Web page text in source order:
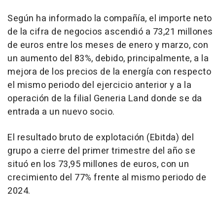
Según ha informado la compañía, el importe neto
de la cifra de negocios ascendió a 73,21 millones
de euros entre los meses de enero y marzo, con
un aumento del 83%, debido, principalmente, a la
mejora de los precios de la energía con respecto
el mismo periodo del ejercicio anterior y a la
operación de la filial Generia Land donde se da
entrada a un nuevo socio.
El resultado bruto de explotación (Ebitda) del
grupo a cierre del primer trimestre del año se
situó en los 73,95 millones de euros, con un
crecimiento del 77% frente al mismo periodo de
2024.